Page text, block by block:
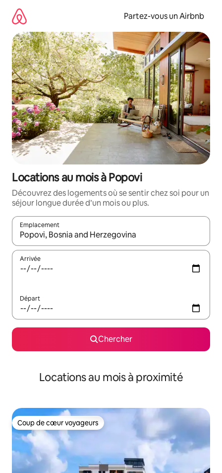
directement
contenu
Partez-vous un Airbnb
Locations au mois à Popovi
Découvrez des logements où se sentir chez soi pour un
séjour longue durée d’un mois ou plus.
Emplacement
Quand les résultats sont affichés, parcourez-les en utilisant
Arrivée
Départ
Chercher
Locations au mois à proximité
Coup de cœur voyageurs
Coup de cœur voyageurs